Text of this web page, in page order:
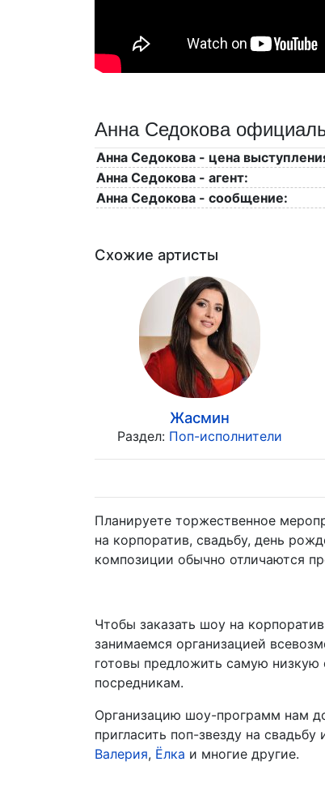
Анна Седокова
Анна Седокова - цена
Анна Седокова - агент:
Анна Седокова - сообщение:
Схожие артисты
Жасмин
Раздел: Поп-исполнители
Планируете торжественное
на корпоратив, свадьбу, день
композиции обычно отличаются
Чтобы заказать шоу на
занимаемся организацией
готовы предложить самую низкую
посредникам.
Организацию шоу-программ нам
пригласить поп-звезду на
Валерия, Ёлка и многие другие.